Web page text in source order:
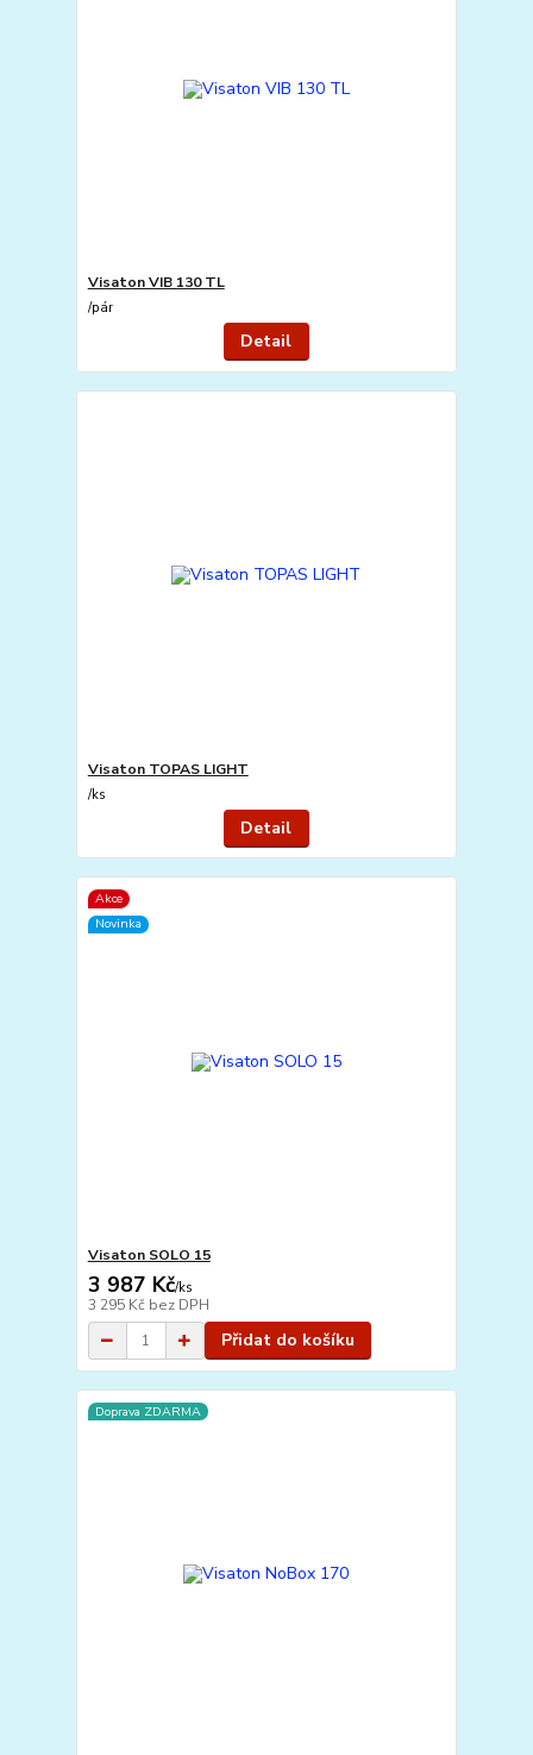
Visaton VIB 130 TL
/pár
Detail
Visaton TOPAS LIGHT
/ks
Detail
Akce
Novinka
Visaton SOLO 15
3 987 Kč/ks
3 295 Kč bez DPH
Přidat do košíku
Doprava ZDARMA